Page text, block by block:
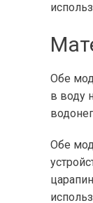
Обе
в воду
Обе